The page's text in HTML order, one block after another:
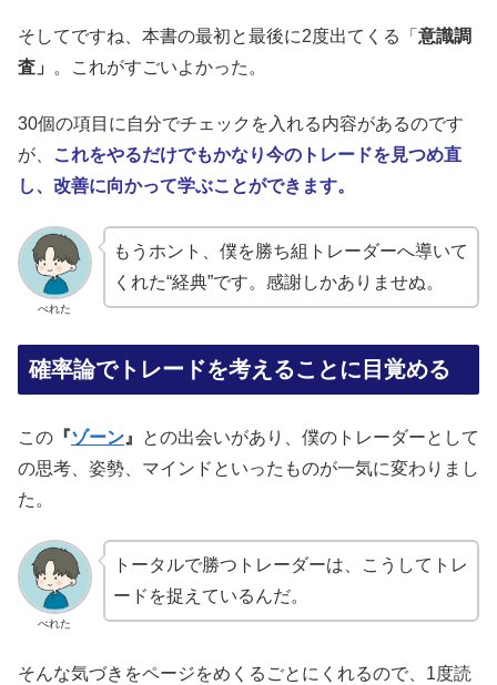
そしてですね、本書の最初と最後に2度出てくる「 意識調
査」
。これがすごいよかった。
30個の項目に自分でチェックを入れる内容があるのです
が、
これをやるだけでもかなり今のトレードを見つめ直
し、改善に向かって学ぶことができます。
べれた
もうホント、僕を勝ち組トレーダーへ導いて
くれた“経典”です。感謝しかありませぬ。
確率論でトレードを考えることに目覚める
この 『ゾーン 』
との出会いがあり、僕のトレーダーとして
の思考、姿勢、マインドといったものが一気に変わりまし
た。
べれた
トータルで勝つトレーダーは、こうしてトレ
ードを捉えているんだ。
そんな気づきをページをめくるごとにくれるので、1度読